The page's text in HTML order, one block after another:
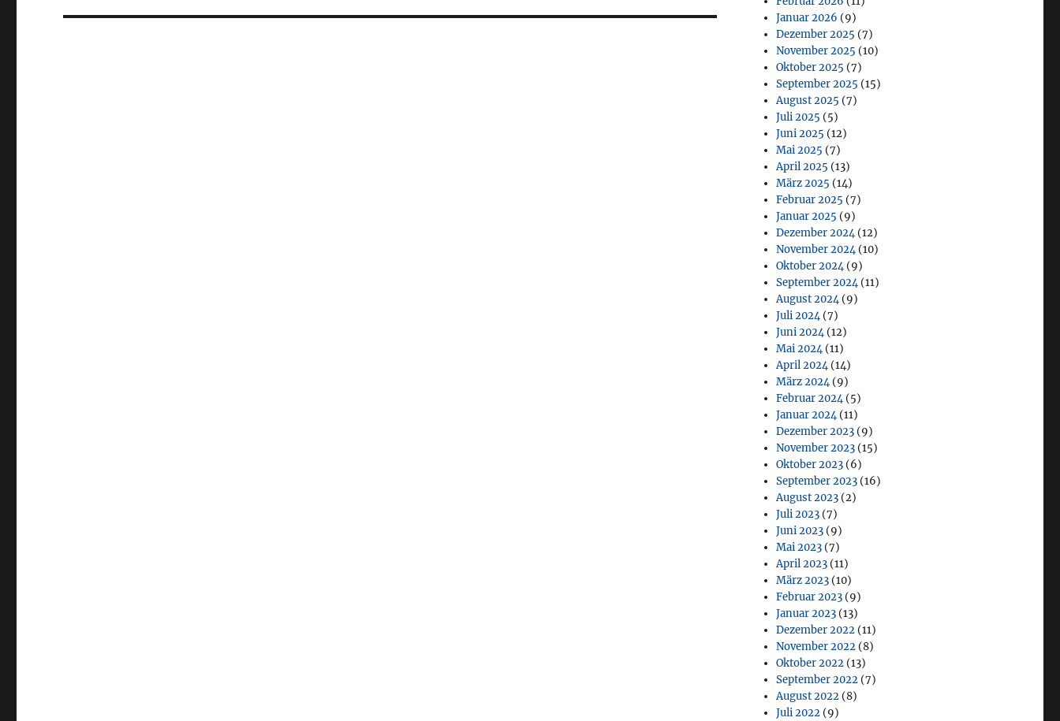
Januar 2026 (9)
Dezember 2025 (7)
November 2025 (10)
Oktober 2025 (7)
September 2025 (15)
August 2025 (7)
Juli 2025 (5)
Juni 2025 (12)
Mai 2025 (7)
April 2025 (13)
März 2025 (14)
Februar 2025 (7)
Januar 2025 (9)
Dezember 2024(12)
November 2024(10)
Oktober 2024(9)
September 2024(11)
August 2024(9)
Juli 2024(7)
Juni 2024(12)
Mai 2024(11)
April 2024(14)
März 2024(9)
Februar 2024(5)
Januar 2024(11)
Dezember 2023 (9)
November 2023 (15)
Oktober 2023 (6)
September 2023 (16)
August 2023 (2)
Juli 2023 (7)
Juni 2023 (9)
Mai 2023 (7)
April 2023 (11)
März 2023 (10)
Februar 2023 (9)
Januar 2023 (13)
Dezember 2022 (11)
November 2022 (8)
Oktober 2022 (13)
September 2022 (7)
August 2022 (8)
Juli 2022 (9)